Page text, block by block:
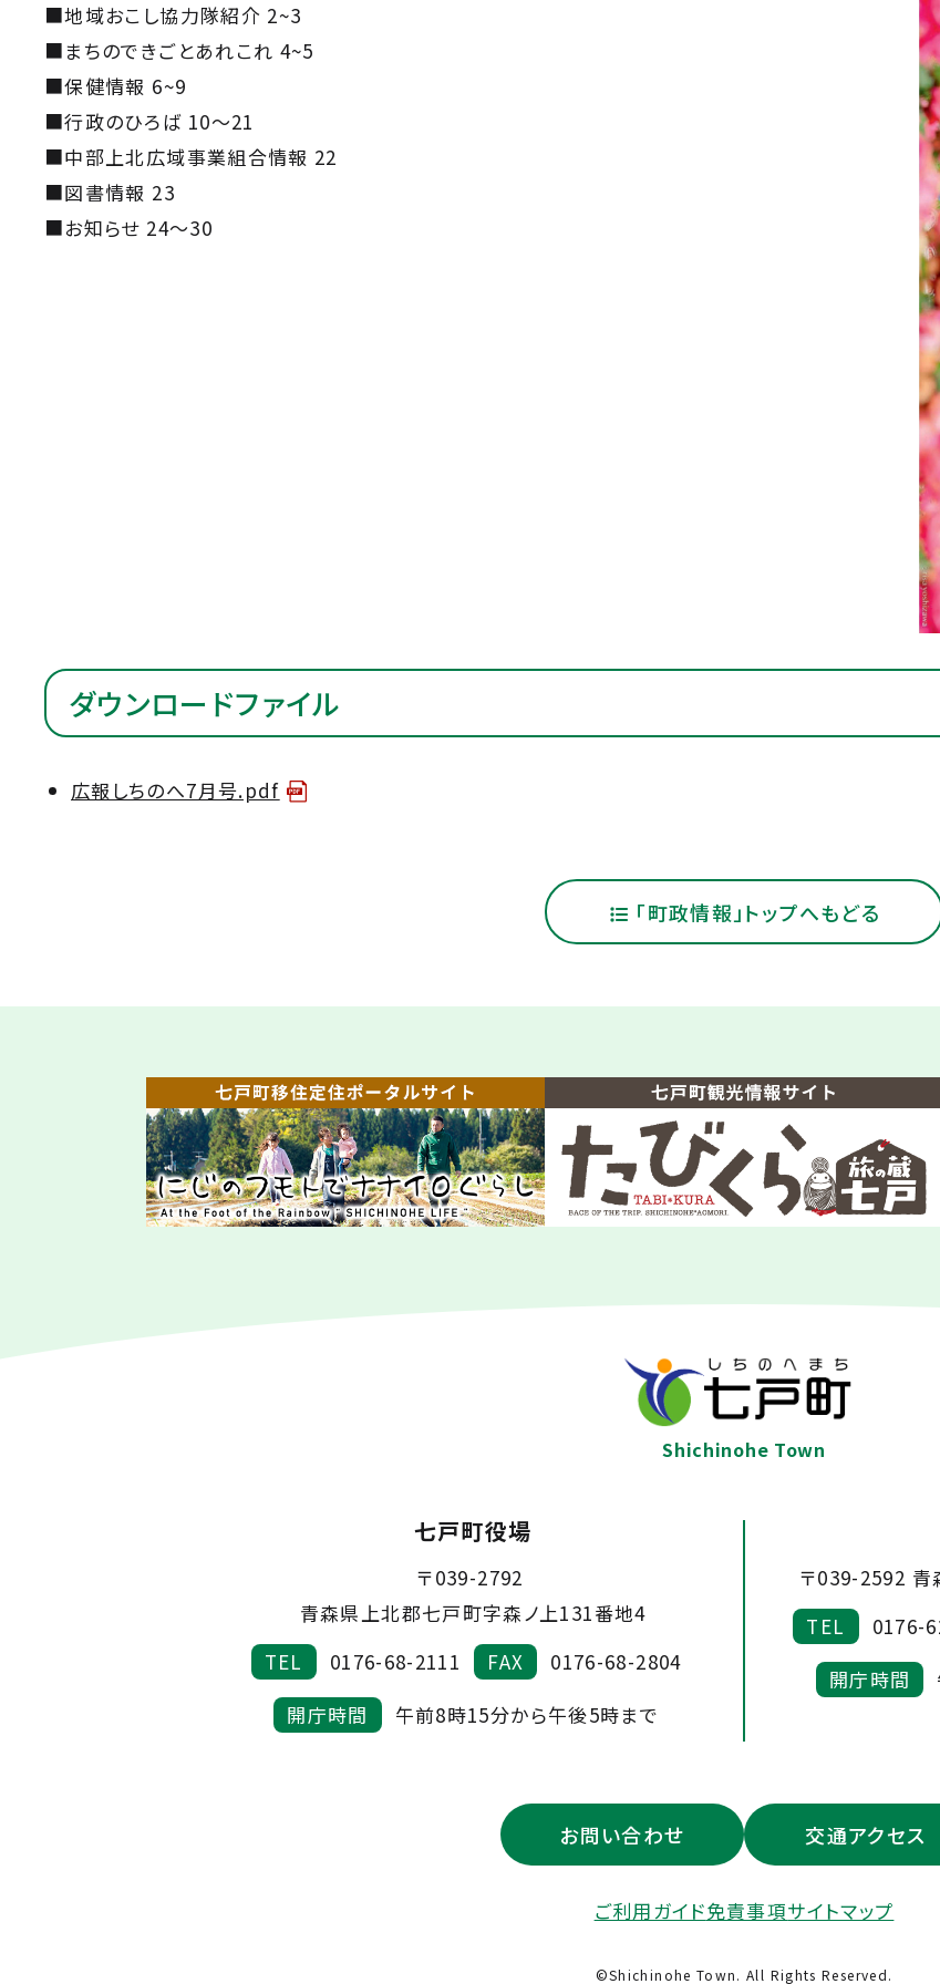
■地域おこし協力隊紹介 2~3
■まちのできごとあれこれ 4~5
■保健情報 6~9
■行政のひろば 10～21
■中部上北広域事業組合情報 22
■図書情報 23
■お知らせ 24～30
ダウンロードファイル
広報しちのへ7月号.pdf
「町政情報」トップへもどる
Shichinohe Town
七戸町役場
〒039-2792
青森県上北郡七戸町字森ノ上131番地4
TEL
0176-68-2111 FAX
0176-68-2804
開庁時間
午前8時15分から午後5時まで
〒039-2592 青
TEL
0176-
開庁時間
お問い合わせ 交通アクセス
ご利用ガイド免責事項サイトマップ
©Shichinohe Town. All Rights Reserved.